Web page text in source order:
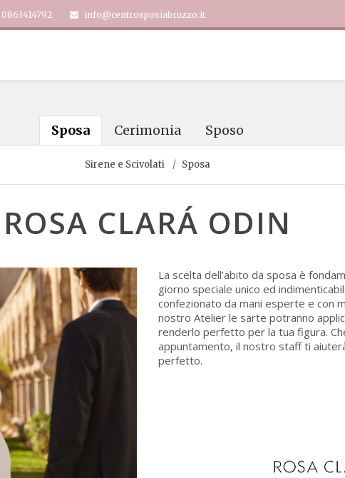
0863414792 info@centrosposiabruzzo.it
Sposa Cerimonia Sposo
Sirene e Scivolati Sposa
ROSA CLARÁ ODIN
La scelta dell’abito da sposa è
giorno speciale unico ed
confezionato da mani esperte e con
nostro Atelier le sarte potranno
renderlo perfetto per la tua figura.
appuntamento, il nostro staff ti
perfetto.